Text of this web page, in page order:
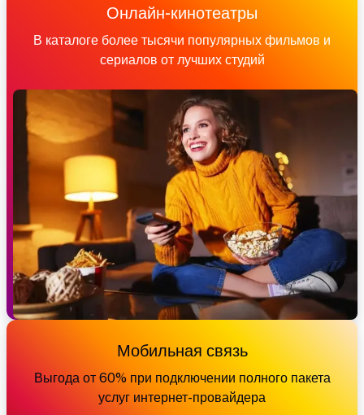
Онлайн-кинотеатры
В каталоге более тысячи популярных фильмов и
сериалов от лучших студий
Мобильная связь
Выгода от 60% при подключении полного пакета
услуг интернет-провайдера